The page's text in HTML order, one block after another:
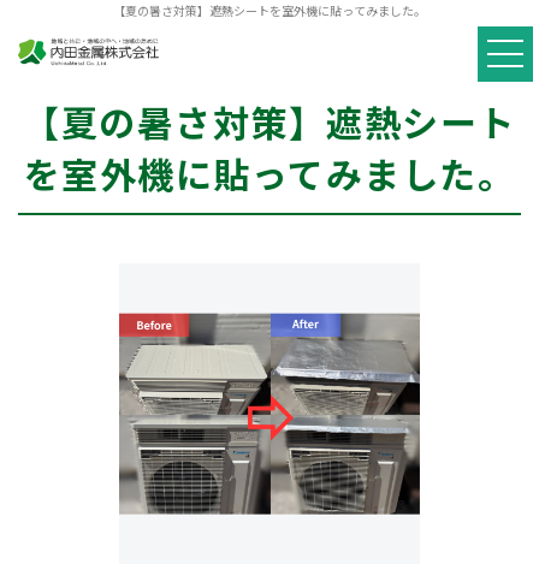
【夏の暑さ対策】遮熱シートを室外機に貼ってみました。
【夏の暑さ対策】遮熱シート
を室外機に貼ってみました。